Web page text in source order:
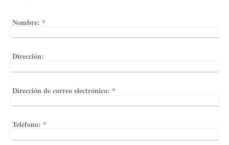
Nombre: *
Dirección:
Dirección de correo electrónico: *
Teléfono: *